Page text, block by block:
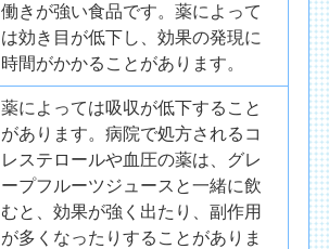
働きが強い食品です。薬によって
は効き目が低下し、効果の発現に
時間がかかることがあります。
薬によっては吸収が低下すること
があります。病院で処方されるコ
レステロールや血圧の薬は、グレ
ープフルーツジュースと一緒に飲
むと、効果が強く出たり、副作用
が多くなったりすることがありま